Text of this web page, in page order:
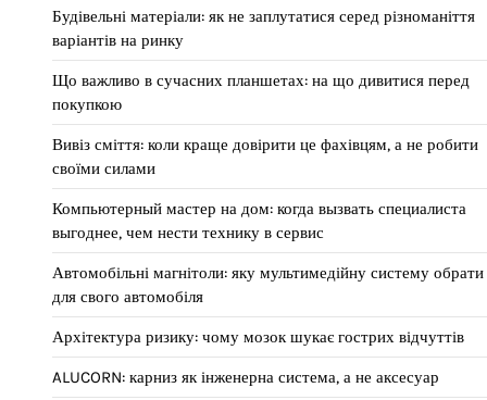
Будівельні матеріали: як не заплутатися серед різноманіття
варіантів на ринку
Що важливо в сучасних планшетах: на що дивитися перед
покупкою
Вивіз сміття: коли краще довірити це фахівцям, а не робити
своїми силами
Компьютерный мастер на дом: когда вызвать специалиста
выгоднее, чем нести технику в сервис
Автомобільні магнітоли: яку мультимедійну систему обрати
для свого автомобіля
Архітектура ризику: чому мозок шукає гострих відчуттів
ALUCORN: карниз як інженерна система, а не аксесуар